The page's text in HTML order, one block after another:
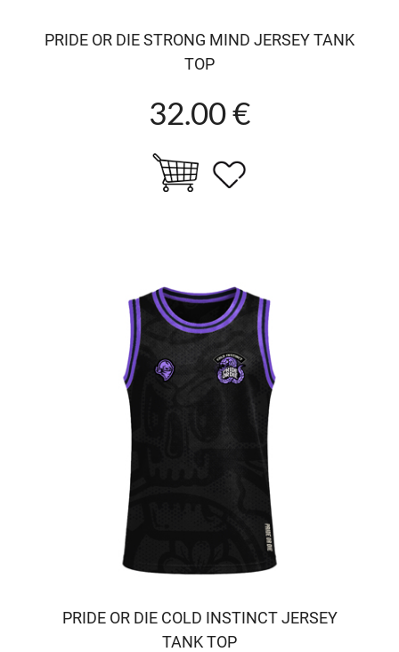
PRIDE OR DIE STRONG MIND JERSEY TANK
TOP
32.00 €
PRIDE OR DIE COLD INSTINCT JERSEY
TANK TOP